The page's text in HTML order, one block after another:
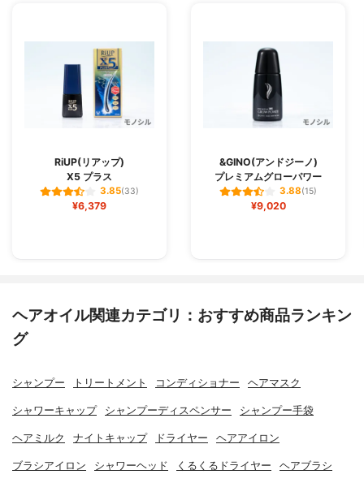
RiUP(リアップ)
X5 プラス
3.85(33)
¥6,379
&GINO(アンドジーノ)
プレミアムグローパワー
3.88(15)
¥9,020
ヘアオイル関連カテゴリ：おすすめ商品ランキン
グ
シャンプー トリートメント コンディショナー ヘアマスク
シャワーキャップ シャンプーディスペンサー シャンプー手袋
ヘアミルク ナイトキャップ ドライヤー ヘアアイロン
ブラシアイロン シャワーヘッド くるくるドライヤー ヘアブラシ